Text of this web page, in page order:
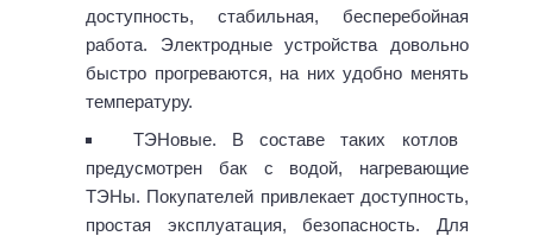
доступность, стабильная, бесперебойная
работа. Электродные устройства довольно
быстро прогреваются, на них удобно менять
температуру.
TЭHoвыe. В составе таких котлов
предусмотрен бак с водой, нагревающие
ТЭНы. Покупателей привлекает доступность,
простая эксплуатация, безопасность. Для